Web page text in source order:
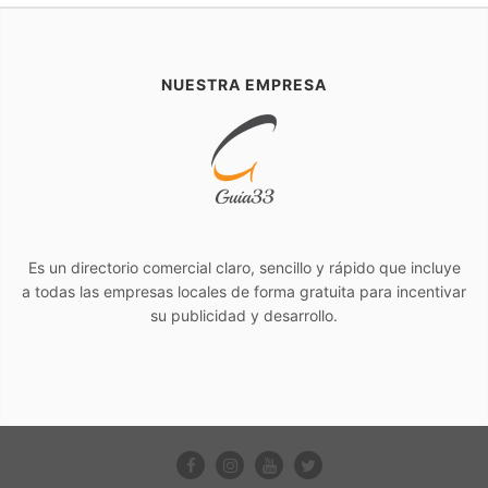
NUESTRA EMPRESA
Es un directorio comercial claro, sencillo y rápido que incluye
a todas las empresas locales de forma gratuita para incentivar
su publicidad y desarrollo.